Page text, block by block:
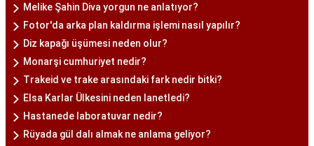
Melike Şahin Diva yorgun ne anlatıyor?
Fotor'da arka plan kaldırma işlemi nasıl yapılır?
Diz kapağı üşümesi neden olur?
Monarşi cumhuriyet nedir?
Trakeid ve trake arasındaki fark nedir bitki?
Elsa Karlar Ülkesini neden lanetledi?
Hastanede laboratuvar nedir?
Rüyada gül dalı almak ne anlama geliyor?